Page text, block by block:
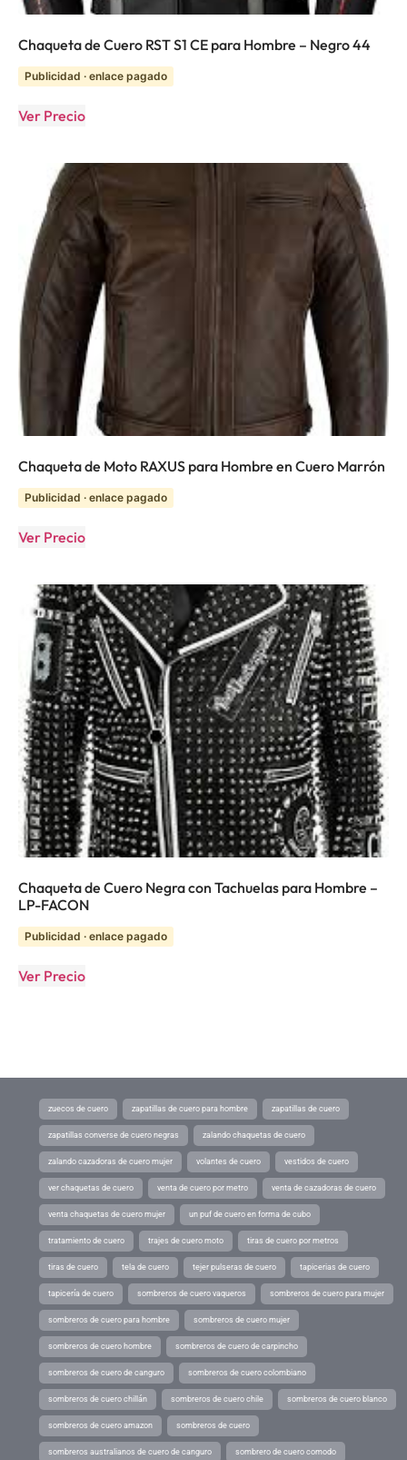
Chaqueta de Cuero RST S1 CE para Hombre – Negro 44
Publicidad · enlace pagado
Ver Precio
Chaqueta de Moto RAXUS para Hombre en Cuero Marrón
Publicidad · enlace pagado
Ver Precio
Chaqueta de Cuero Negra con Tachuelas para Hombre –
LP-FACON
Publicidad · enlace pagado
Ver Precio
zuecos de cuero zapatillas de cuero para hombre zapatillas de cuero
zapatillas converse de cuero negras zalando chaquetas de cuero
zalando cazadoras de cuero mujer volantes de cuero vestidos de cuero
ver chaquetas de cuero venta de cuero por metro venta de cazadoras de cuero
venta chaquetas de cuero mujer un puf de cuero en forma de cubo
tratamiento de cuero trajes de cuero moto tiras de cuero por metros
tiras de cuero tela de cuero tejer pulseras de cuero tapicerias de cuero
tapicería de cuero sombreros de cuero vaqueros sombreros de cuero para mujer
sombreros de cuero para hombre sombreros de cuero mujer
sombreros de cuero hombre sombreros de cuero de carpincho
sombreros de cuero de canguro sombreros de cuero colombiano
sombreros de cuero chillán sombreros de cuero chile sombreros de cuero blanco
sombreros de cuero amazon sombreros de cuero
sombreros australianos de cuero de canguro sombrero de cuero comodo